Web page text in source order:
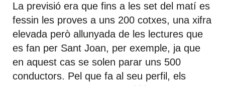
La previsió era que fins a les set del matí es
fessin les proves a uns 200 cotxes, una xifra
elevada però allunyada de les lectures que
es fan per Sant Joan, per exemple, ja que
en aquest cas se solen parar uns 500
conductors. Pel que fa al seu perfil, els